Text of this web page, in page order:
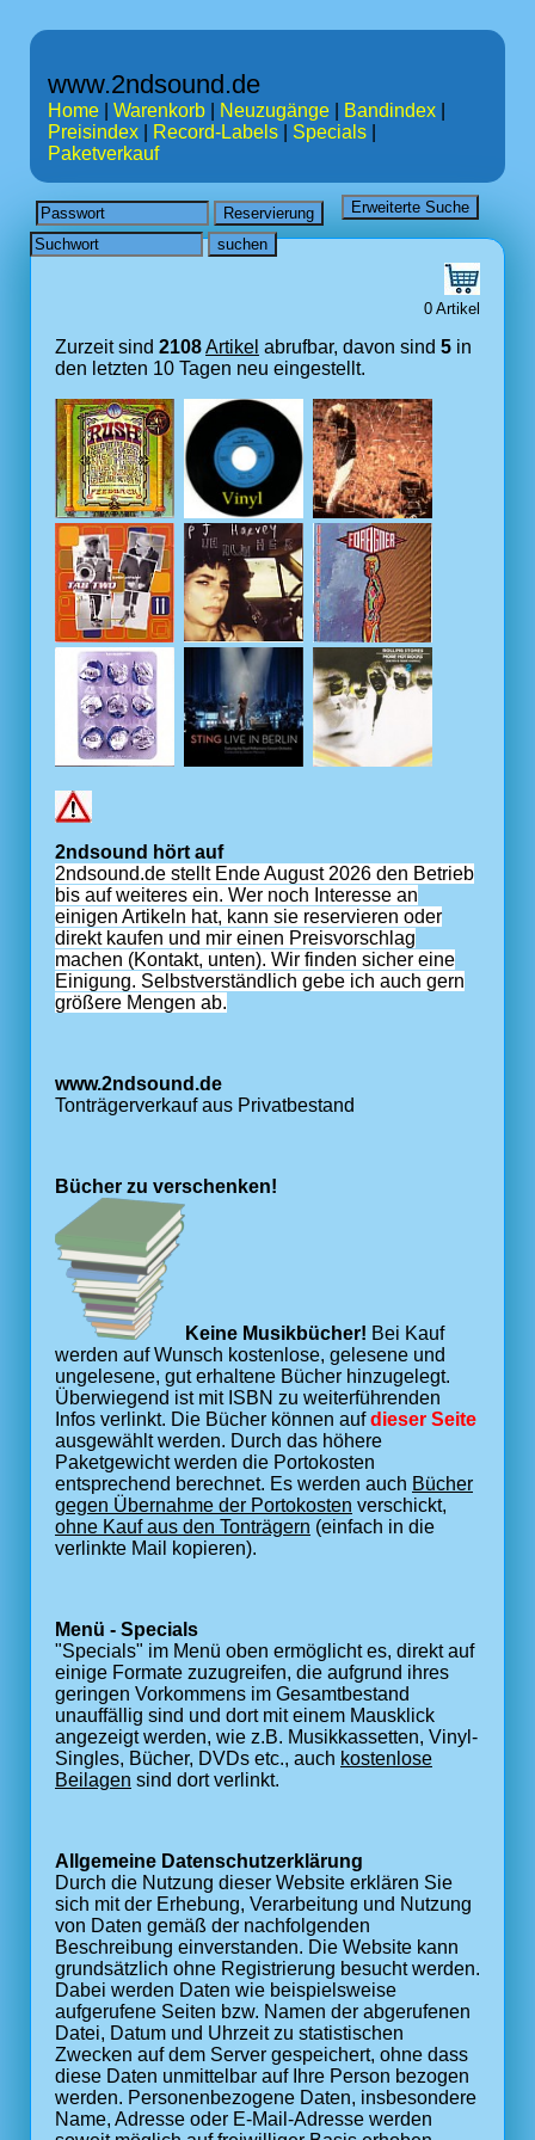
www.2ndsound.de
Home Warenkorb Neuzugänge Bandindex
Preisindex
Record-Labels Specials
Paketverkauf
0 Artikel
Zurzeit sind 2108Artikel abrufbar, davon sind 5 in
den letzten 10 Tagen neu eingestellt.
2ndsound hört auf
2ndsound.de stellt Ende August 2026 den Betrieb
bis auf weiteres ein. Wer noch Interesse an
einigen Artikeln hat, kann sie reservieren oder
direkt kaufen und mir einen Preisvorschlag
machen (Kontakt, unten). Wir finden sicher eine
Einigung. Selbstverständlich gebe ich auch gern
größere Mengen ab.
www.2ndsound.de
Tonträgerverkauf aus Privatbestand
Bücher zu verschenken!
Keine Musikbücher! Bei Kauf
werden auf Wunsch kostenlose, gelesene und
ungelesene, gut erhaltene Bücher hinzugelegt.
Überwiegend ist mit ISBN zu weiterführenden
Infos verlinkt. Die Bücher können aufdieser Seite
ausgewählt werden. Durch das höhere
Paketgewicht werden die Portokosten
entsprechend berechnet. Es werden auch Bücher
gegen Übernahme der Portokosten verschickt,
ohne Kauf aus den Tonträgern (einfach in die
verlinkte Mail kopieren).
Menü - Specials
"Specials" im Menü oben ermöglicht es, direkt auf
einige Formate zuzugreifen, die aufgrund ihres
geringen Vorkommens im Gesamtbestand
unauffällig sind und dort mit einem Mausklick
angezeigt werden, wie z.B. Musikkassetten, Vinyl-
Singles, Bücher, DVDs etc., auch kostenlose
Beilagen sind dort verlinkt.
Allgemeine Datenschutzerklärung
Durch die Nutzung dieser Website erklären Sie
sich mit der Erhebung, Verarbeitung und Nutzung
von Daten gemäß der nachfolgenden
Beschreibung einverstanden. Die Website kann
grundsätzlich ohne Registrierung besucht werden.
Dabei werden Daten wie beispielsweise
aufgerufene Seiten bzw. Namen der abgerufenen
Datei, Datum und Uhrzeit zu statistischen
Zwecken auf dem Server gespeichert, ohne dass
diese Daten unmittelbar auf Ihre Person bezogen
werden. Personenbezogene Daten, insbesondere
Name, Adresse oder E-Mail-Adresse werden